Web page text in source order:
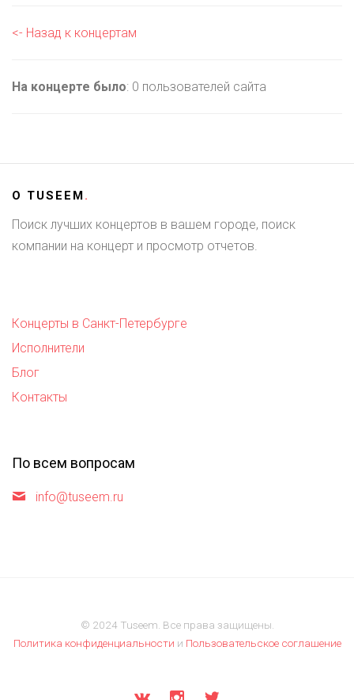
<- Назад к концертам
На концерте было: 0 пользователей сайта
О TUSEEM.
Поиск лучших концертов в вашем городе, поиск
компании на концерт и просмотр отчетов.
Концерты в Санкт-Петербурге
Исполнители
Блог
Контакты
По всем вопросам
info@tuseem.ru
© 2024 Tuseem. Все права защищены.
Политика конфиденциальности и Пользовательское соглашение